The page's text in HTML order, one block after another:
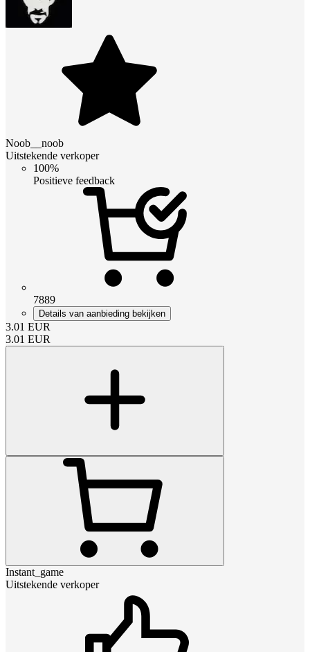
Noob__noob
Uitstekende verkoper
100%
Positieve feedback
7889
Details van aanbieding bekijken
3.01 EUR
3.01 EUR
Instant_game
Uitstekende verkoper